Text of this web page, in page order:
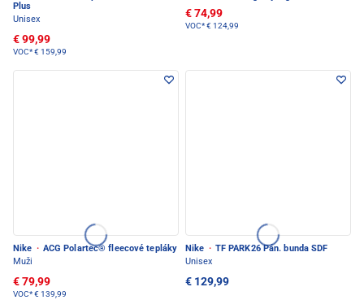
Plus
Unisex
€ 99,99
VOC*€ 159,99
€ 74,99
VOC*€ 124,99
Nike · ACG Polartec® fleecové tepláky
Muži
€ 79,99
VOC*€ 139,99
Nike · TF PARK26 Pán. bunda SDF
Unisex
€ 129,99